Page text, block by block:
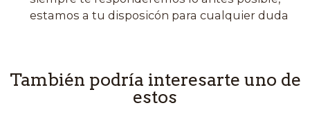
estamos a tu disposicón para cualquier duda
También podría interesarte uno de
estos